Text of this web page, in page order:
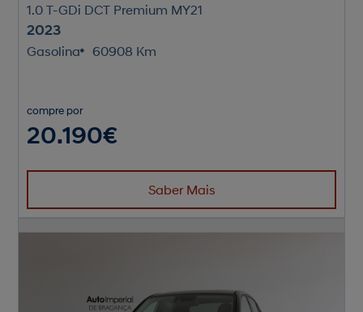
1.0 T-GDi DCT Premium MY21
2023
Gasolina 60908 Km
compre por
20.190€
Saber Mais